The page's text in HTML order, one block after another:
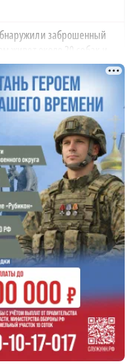
заброшенный
живет около 20 собак и
области наградили
к Дню строителя
и Глеб Никитин провели
в Киргизии
и последствия